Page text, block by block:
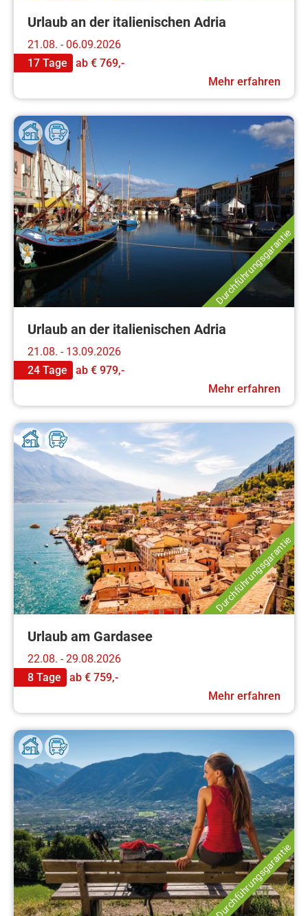
Urlaub an der italienischen Adria
21.08. - 06.09.2026
17 Tage
ab € 769,-
Mehr erfahren
Durchführungsgarantie
Urlaub an der italienischen Adria
21.08. - 13.09.2026
24 Tage
ab € 979,-
Mehr erfahren
Durchführungsgarantie
Urlaub am Gardasee
22.08. - 29.08.2026
8 Tage
ab € 759,-
Mehr erfahren
Durchführungsgarantie